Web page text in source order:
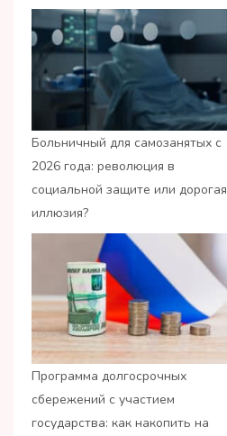
Больничный для самозанятых с
2026 года: революция в
социальной защите или дорогая
иллюзия?
Программа долгосрочных
сбережений с участием
государства: как накопить на